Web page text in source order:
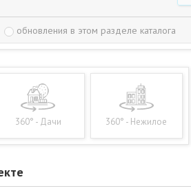
обновления в этом разделе каталога
360° - Дачи 360° - Нежилое